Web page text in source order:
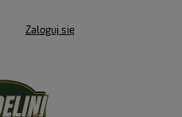
Zaloguj się